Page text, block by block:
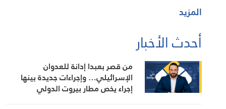
المزيد
أحدث الأخبار
من قصر بعبدا إدانة للعدوان
الإسرائيلي… وإجراءات جديدة بينها
إجراء يخص مطار بيروت الدولي